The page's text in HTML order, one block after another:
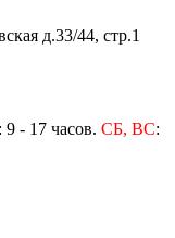
д.33/44, стр.1
- 17 часов. СБ, ВС: